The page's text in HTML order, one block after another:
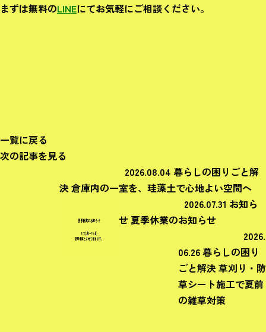
まずは無料のLINEにてお気軽にご相談ください。
一覧に戻る
次の記事を見る
2026.08.04 暮らしの困りごと解
決 倉庫内の一室を、珪藻土で心地よい空間へ
2026.07.31 お知ら
せ夏季休業のお知らせ
2026.
06.26暮らしの困り
ごと解決 草刈り・防
草シート施工で夏前
の雑草対策